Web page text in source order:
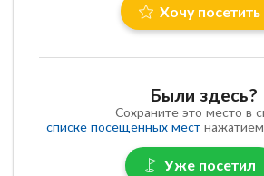
Хочу посетить
Были здесь?
Сохраните это место в
списке посещенных местнажатием
Уже посетил